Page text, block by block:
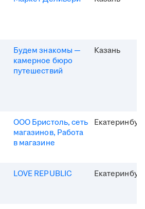
Будем знакомы —
камерное бюро
путешествий
Казань
ООО Бристоль, сеть
магазинов, Работа
в магазине
LOVE REPUBLIC